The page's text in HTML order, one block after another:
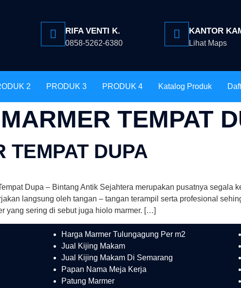
RIFA VENTI K.
0858-5262-6380
KANTOR
Lihat Maps
2 PRODUK 3 PRODUK 4 Katalog Produk
TEMPAT
TEMPAT DUPA
Dupa – Bintang Antik Sejahtera merupakan pusatnya segala
langsung oleh tangan – tangan terampil serta profesional
yang sering di sebut juga hiolo marmer. […]
Harga Marmer Tulungagung Per m2
Jual Kijing Makam
Jual Kijing Makam Di Semarang
Papan Nama Meja Kerja
Patung Marmer